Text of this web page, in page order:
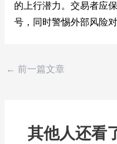
的上行潜力。交易者应
号，同时警惕外部风险
← 前一篇文章
其他人还看